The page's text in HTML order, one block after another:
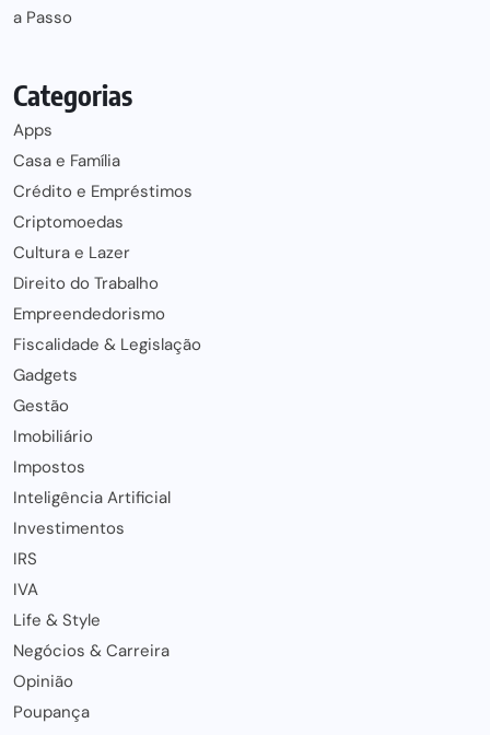
a Passo
Categorias
Apps
Casa e Família
Crédito e Empréstimos
Criptomoedas
Cultura e Lazer
Direito do Trabalho
Empreendedorismo
Fiscalidade & Legislação
Gadgets
Gestão
Imobiliário
Impostos
Inteligência Artificial
Investimentos
IRS
IVA
Life & Style
Negócios & Carreira
Opinião
Poupança